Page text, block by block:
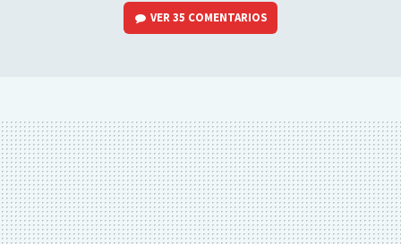
VER35 COMENTARIOS